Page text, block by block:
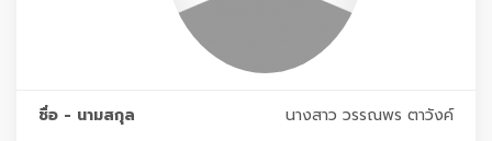
ชื่อ - นามสกุล นางสาว วรรณพร ตาวังค์